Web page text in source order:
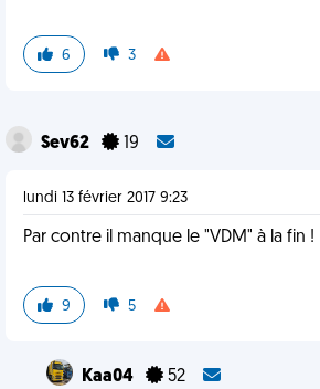
6 3
Sev62 19
lundi 13 février 2017 9:23
Par contre il manque le "VDM" à la fin !
9 5
Kaa04 52